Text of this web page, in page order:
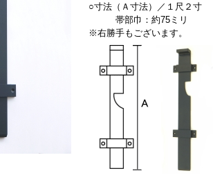
○寸法（Ａ寸法）／１尺２寸
帯部巾：約75ミリ
※右勝手もございます。